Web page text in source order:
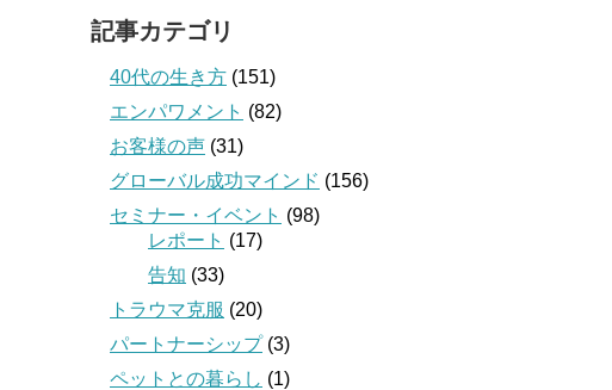
記事カテゴリ
40代の生き方 (151)
エンパワメント (82)
お客様の声 (31)
グローバル成功マインド (156)
セミナー・イベント (98)
レポート (17)
告知 (33)
トラウマ克服 (20)
パートナーシップ(3)
ペットとの暮らし (1)